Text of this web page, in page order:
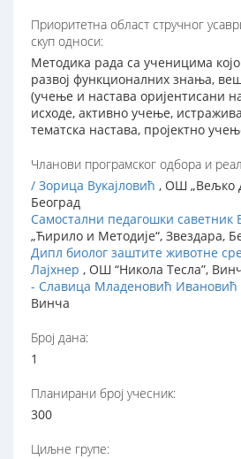
Приоритетна област стручног
скуп односи:
Методика рада са ученицима
развој функционалних знања,
(учење и настава оријентисани
исходе, активно учење,
тематска настава, пројектно
Чланови програмског одбора и
/ Зорица Вукајловић , ОШ „Вељко
Београд
Самостални педагошки саветник
„Ћирило и Методије“, Звездара,
Дипл биолог заштите животне
Лајхнер , ОШ “Никола Тесла”,
- Славица Младеновић Ивановић
Винча
Број дана:
1
Планирани број учесник:
300
Циљне групе: